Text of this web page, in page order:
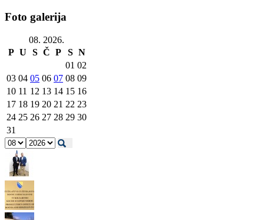
Foto galerija
08. 2026.
P U S Č P S N
01 02
03 04 05 06 07 08 09
10 11 12 13 14 15 16
17 18 19 20 21 22 23
24 25 26 27 28 29 30
31